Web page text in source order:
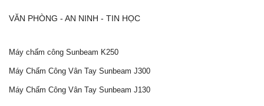
VĂN PHÒNG - AN NINH - TIN HỌC
Máy chấm công Sunbeam K250
Máy Chấm Công Vân Tay Sunbeam J300
Máy Chấm Công Vân Tay Sunbeam J130